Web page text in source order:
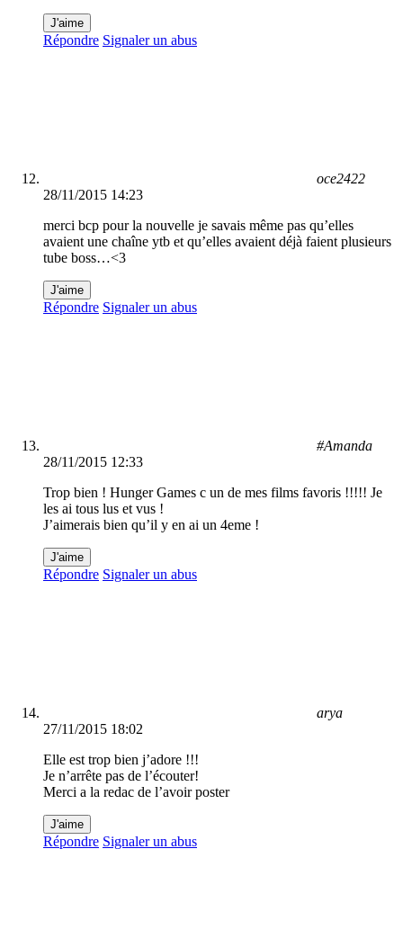
J'aime
Répondre Signaler un abus
oce2422
28/11/2015 14:23
merci bcp pour la nouvelle je savais même pas qu’elles
avaient une chaîne ytb et qu’elles avaient déjà faient plusieurs
tube boss…<3
J'aime
Répondre Signaler un abus
#Amanda
28/11/2015 12:33
Trop bien ! Hunger Games c un de mes films favoris !!!!! Je
les ai tous lus et vus !
J’aimerais bien qu’il y en ai un 4eme !
J'aime
Répondre Signaler un abus
arya
27/11/2015 18:02
Elle est trop bien j’adore !!!
Je n’arrête pas de l’écouter!
Merci a la redac de l’avoir poster
J'aime
Répondre Signaler un abus